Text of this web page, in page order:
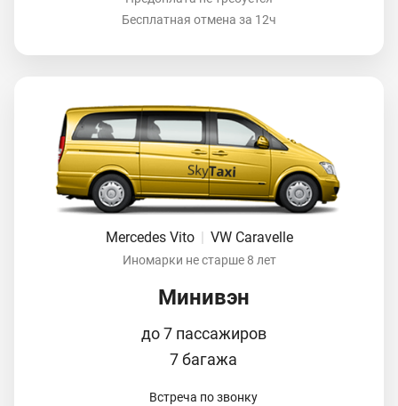
Бесплатная отмена за 12ч
Mercedes Vito VW Caravelle
Иномарки не старше 8 лет
Минивэн
до 7 пассажиров
7 багажа
Встреча по звонку